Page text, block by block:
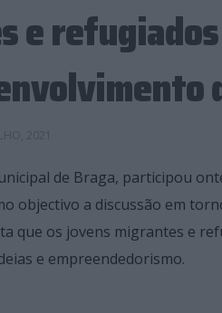
e
de Braga, participou
objectivo a discussão em
que os jovens migrantes e
e empreendedorismo.